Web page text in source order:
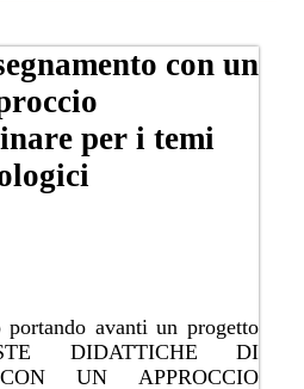
con un
per i temi
portando avanti un progetto
DIDATTICHE DI
UN APPROCCIO